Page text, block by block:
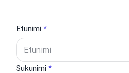
Etunimi *
Sukunimi *